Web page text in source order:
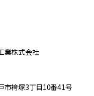
業株式会社
市袴塚3丁目10番41号